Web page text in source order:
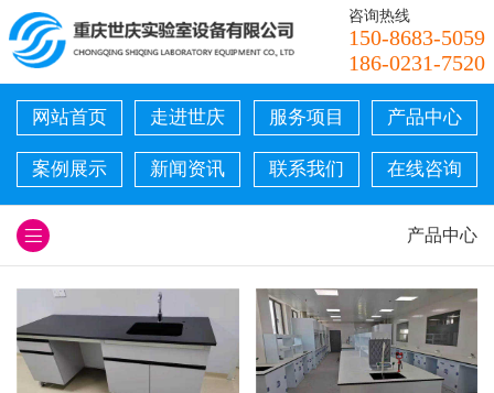
咨询热线
150-8683-5059
186-0231-7520
网站首页 走进世庆 服务项目 产品中心
案例展示 新闻资讯 联系我们 在线咨询
产品中心